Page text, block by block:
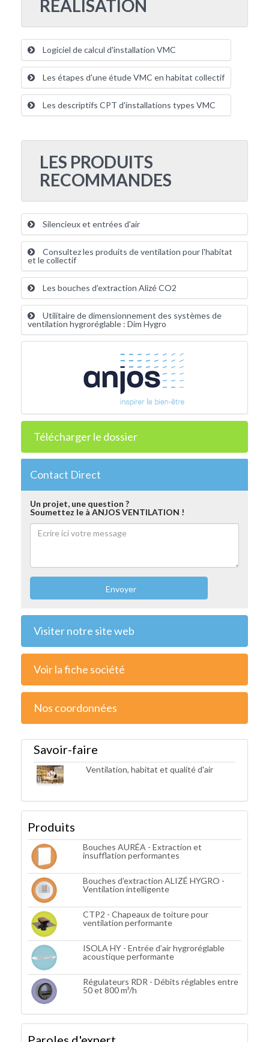
REALISATION
Logiciel de calcul d'installation VMC
Les étapes d'une étude VMC en habitat collectif
Les descriptifs CPT d'installations types VMC
LES PRODUITS
RECOMMANDES
Silencieux et entrées d'air
Consultez les produits de ventilation pour l'habitat
et le collectif
Les bouches d’extraction Alizé CO2
Utilitaire de dimensionnement des systèmes de
ventilation hygroréglable : Dim Hygro
Télécharger le dossier
Contact Direct
Un projet, une question ?
Soumettez le à ANJOS VENTILATION !
Envoyer
Visiter notre site web
Voir la fiche société
Nos coordonnées
Savoir-faire
Ventilation, habitat et qualité d'air
Produits
Bouches AURÉA - Extraction et
insufflation performantes
Bouches d’extraction ALIZÉ HYGRO -
Ventilation intelligente
CTP2 - Chapeaux de toiture pour
ventilation performante
ISOLA HY - Entrée d’air hygroréglable
acoustique performante
Régulateurs RDR - Débits réglables entre
50 et 800 m³/h